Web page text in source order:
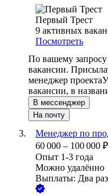
Первый Трест
9 активных
Посмотреть
По вашему запросу
вакансии.
менеджер проекта
вакансии, в
В мессенджер
На почту
Менеджер по
60 000 – 100 000 ₽
Опыт 1-3 года
Можно удалённо
Выплаты: Два